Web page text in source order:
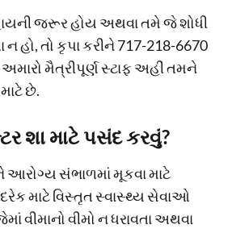
જરૂર હોય અથવા તમે જે શોધી
ન હો, તો કૃપા કરીને 717-218-6670
અમારો મૈત્રીપૂર્ણ સ્ટાફ અહીં તમને
છે.
શા માટે પસંદ કરવું?
સંભાળમાં મૂકવા માટે
માટે વિસ્તૃત સ્વાસ્થ્ય સેવાઓ
વીમાનો વીમો ન ધરાવતા અથવા